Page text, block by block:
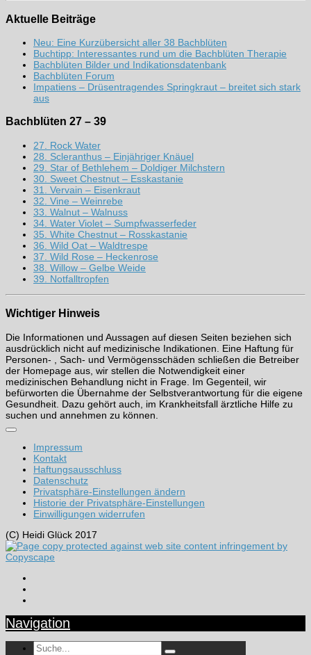
Aktuelle Beiträge
Neu: Eine Kurzübersicht aller 38 Bachblüten
Buchtipp: Interessantes rund um die Bachblüten Therapie
Bachblüten Bilder und Indikationsdatenbank
Bachblüten Forum
Impatiens – Drüsentragendes Springkraut – breitet sich stark
aus
Bachblüten 27 – 39
27. Rock Water
28. Scleranthus – Einjähriger Knäuel
29. Star of Bethlehem – Doldiger Milchstern
30. Sweet Chestnut – Esskastanie
31. Vervain – Eisenkraut
32. Vine – Weinrebe
33. Walnut – Walnuss
34. Water Violet – Sumpfwasserfeder
35. White Chestnut – Rosskastanie
36. Wild Oat – Waldtrespe
37. Wild Rose – Heckenrose
38. Willow – Gelbe Weide
39. Notfalltropfen
Wichtiger Hinweis
Die Informationen und Aussagen auf diesen Seiten beziehen sich
ausdrücklich nicht auf medizinische Indikationen. Eine Haftung für
Personen- , Sach- und Vermögensschäden schließen die Betreiber
der Homepage aus, wir stellen die Notwendigkeit einer
medizinischen Behandlung nicht in Frage. Im Gegenteil, wir
befürworten die Übernahme der Selbstverantwortung für die eigene
Gesundheit. Dazu gehört auch, im Krankheitsfall ärztliche Hilfe zu
suchen und annehmen zu können.
Impressum
Kontakt
Haftungsausschluss
Datenschutz
Privatsphäre-Einstellungen ändern
Historie der Privatsphäre-Einstellungen
Einwilligungen widerrufen
(C) Heidi Glück 2017
Navigation